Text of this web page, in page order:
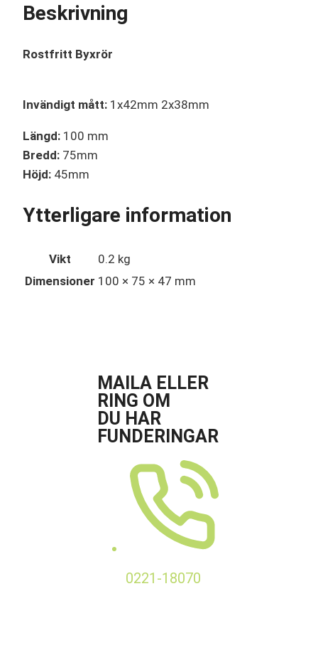
Beskrivning
Rostfritt Byxrör
Invändigt mått: 1x42mm 2x38mm
Längd: 100 mm
Bredd: 75mm
Höjd: 45mm
Ytterligare information
Vikt
0.2 kg
Dimensioner 100 × 75 × 47 mm
MAILA ELLER
RING OM
DU HAR
FUNDERINGAR
0221-18070